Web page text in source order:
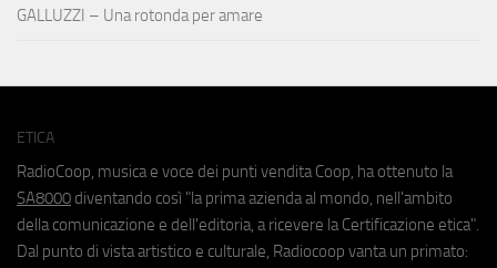
GALLUZZI – Una rotonda per amare
ETICA
RadioCoop, musica e voce dei punti vendita Coop, ha ottenuto la
SA8000 diventando così "la prima azienda al mondo, nell'ambito
della comunicazione e dell'editoria, a ricevere la Certificazione etica".
Dal punto di vista artistico e culturale, Radiocoop vanta un primato: